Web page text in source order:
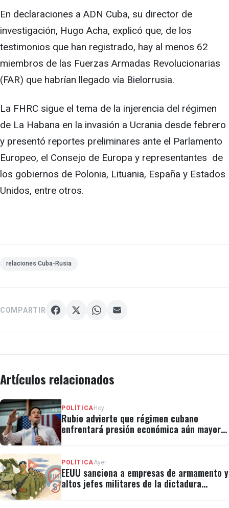
En declaraciones a ADN Cuba, su director de
investigación, Hugo Acha, explicó que, de los
testimonios que han registrado, hay al menos 62
miembros de las Fuerzas Armadas Revolucionarias
(FAR) que habrían llegado vía Bielorrusia.
La FHRC sigue el tema de la injerencia del régimen
de La Habana en la invasión a Ucrania desde febrero
y presentó reportes preliminares ante el Parlamento
Europeo, el Consejo de Europa y representantes de
los gobiernos de Polonia, Lituania, España y Estados
Unidos, entre otros.
relaciones Cuba-Rusia
COMPARTIR
Artículos relacionados
POLÍTICA Hoy
Rubio advierte que régimen cubano
enfrentará presión económica aún mayor:
POLÍTICAAyer
EEUU sanciona a empresas de armamento y
altos jefes militares de la dictadura